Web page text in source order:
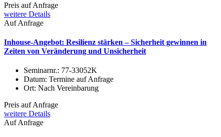
Preis auf Anfrage
weitere Details
Auf Anfrage
Inhouse-Angebot: Resilienz stärken – Sicherheit gewinnen in
Zeiten von Veränderung und Unsicherheit
Seminarnr.: 77-33052K
Datum: Termine auf Anfrage
Ort: Nach Vereinbarung
Preis auf Anfrage
weitere Details
Auf Anfrage